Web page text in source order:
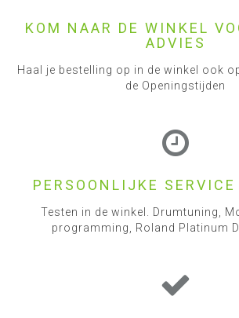
KOM NAAR DE WINKEL
ADVIES
Haal je bestelling op in de winkel ook
de Openingstijden
PERSOONLIJKE
Testen in de winkel. Drumtuning,
programming, Roland Platinum